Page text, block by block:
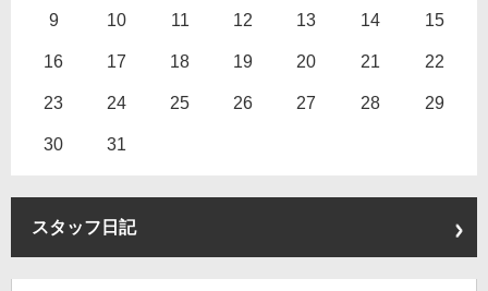
9 10 11 12 13 14 15
16 17 18 19 20 21 22
23 24 25 26 27 28 29
30 31
スタッフ日記